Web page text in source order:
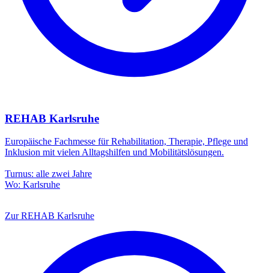
REHAB Karlsruhe
Europäische Fachmesse für Rehabilitation, Therapie, Pflege und
Inklusion mit vielen Alltagshilfen und Mobilitätslösungen.
Turnus: alle zwei Jahre
Wo: Karlsruhe
Zur REHAB Karlsruhe